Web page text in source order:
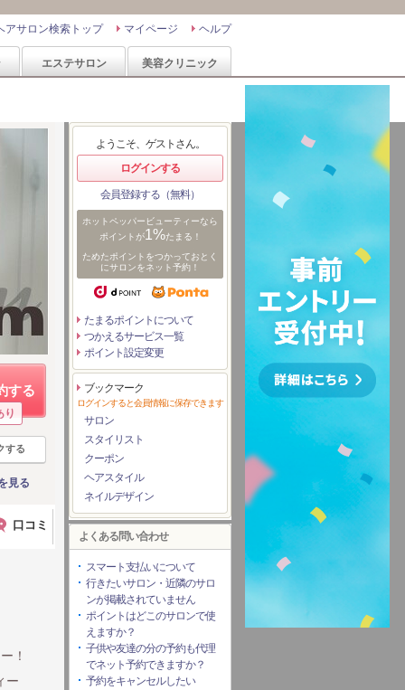
ヘルプ
マイページ
アサロン検索トップ
エステサロン 美容クリニック
する
り
する
見る
口コミ
！
ー
ようこそ、ゲストさん。
ログインする
会員登録する（無料）
ホットペッパービューティーなら
ポイントが1%たまる！
ためたポイントをつかっておとく
にサロンをネット予約！
たまるポイントについて
つかえるサービス一覧
ポイント設定変更
ブックマーク
ログインすると会員情報に保存できます
サロン
スタイリスト
クーポン
ヘアスタイル
ネイルデザイン
よくある問い合わせ
スマート支払いについて
行きたいサロン・近隣のサロ
ンが掲載されていません
ポイントはどこのサロンで使
えますか？
子供や友達の分の予約も代理
でネット予約できますか？
予約をキャンセルしたい